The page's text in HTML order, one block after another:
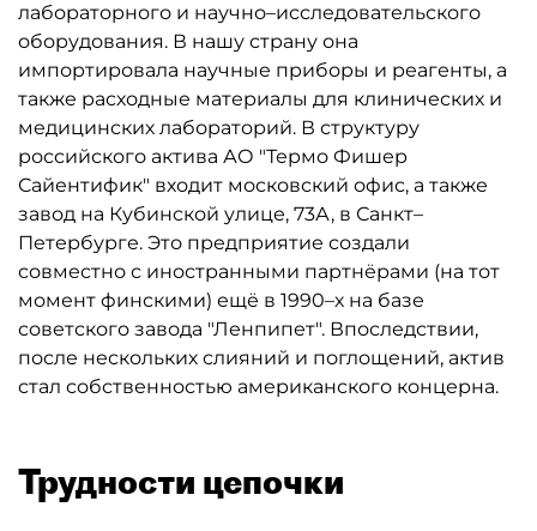
лабораторного и научно–исследовательского
оборудования. В нашу страну она
импортировала научные приборы и реагенты, а
также расходные материалы для клинических и
медицинских лабораторий. В структуру
российского актива АО "Термо Фишер
Сайентифик" входит московский офис, а также
завод на Кубинской улице, 73А, в Санкт–
Петербурге. Это предприятие создали
совместно с иностранными партнёрами (на тот
момент финскими) ещё в 1990–х на базе
советского завода "Ленпипет". Впоследствии,
после нескольких слияний и поглощений, актив
стал собственностью американского концерна.
Трудности цепочки